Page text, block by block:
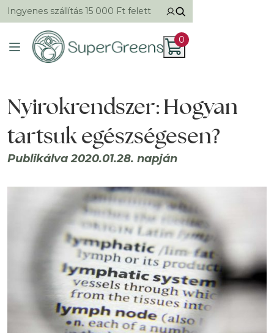
Ingyenes szállítás 15 000 Ft felett
0
Nyirokrendszer: Hogyan
tartsuk egészségesen?
Publikálva 2020.01.28. napján